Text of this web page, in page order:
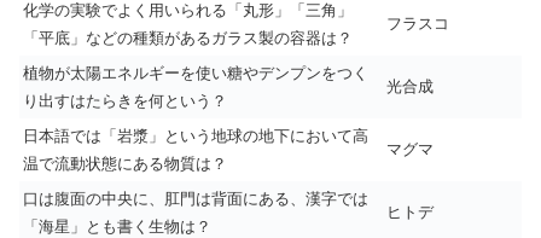
化学の実験でよく用いられる「丸形」「三角」
「平底」などの種類があるガラス製の容器は？
フラスコ
植物が太陽エネルギーを使い糖やデンプンをつく
り出すはたらきを何という？
光合成
日本語では「岩漿」という地球の地下において高
温で流動状態にある物質は？
マグマ
口は腹面の中央に、肛門は背面にある、漢字では
「海星」とも書く生物は？
ヒトデ